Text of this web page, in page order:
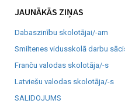
JAUNĀKĀS ZIŅAS
Dabaszinību skolotājai/-am
Smiltenes vidusskolā darbu
Franču valodas skolotāja/-s
Latviešu valodas skolotāja/-s
SALIDOJUMS